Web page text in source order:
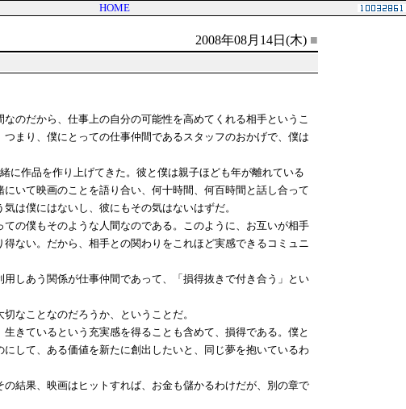
HOME
2008年08月14日(木) ■
のだから、仕事上の自分の可能性を高めてくれる相手というこ
まり、僕にとっての仕事仲間であるスタッフのおかげで、僕は
に作品を作り上げてきた。彼と僕は親子ほども年が離れている
いて映画のことを語り合い、何十時間、何百時間と話し合って
は僕にはないし、彼にもその気はないはずだ。
の僕もそのような人間なのである。このように、お互いが相手
ない。だから、相手との関わりをこれほど実感できるコミュニ
しあう関係が仕事仲間であって、「損得抜きで付き合う」とい
なことなのだろうか、ということだ。
きているという充実感を得ることも含めて、損得である。僕と
して、ある価値を新たに創出したいと、同じ夢を抱いているわ
結果、映画はヒットすれば、お金も儲かるわけだが、別の章で